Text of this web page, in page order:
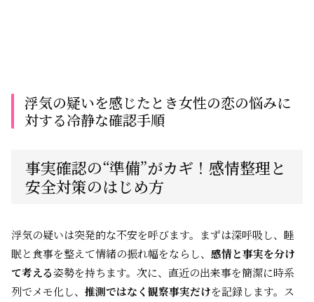
浮気の疑いを感じたとき女性の恋の悩みに
対する冷静な確認手順
事実確認の“準備”がカギ！感情整理と
安全対策のはじめ方
浮気の疑いは突発的な不安を呼びます。まずは深呼吸し、睡
眠と食事を整えて情緒の振れ幅をならし、 感情と事実を分け
て考える姿勢を持ちます。次に、直近の出来事を簡潔に時系
列でメモ化し、 推測ではなく観察事実だけを記録します。ス